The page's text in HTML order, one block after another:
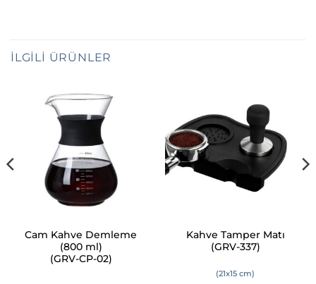
İLGILI ÜRÜNLER
Cam Kahve Demleme
(800 ml)
(GRV-CP-02)
Kahve Tamper Matı
(GRV-337)
(21x15 cm)